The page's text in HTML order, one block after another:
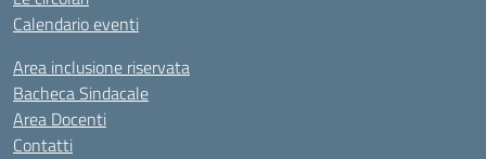
Calendario eventi
Area inclusione riservata
Bacheca Sindacale
Area Docenti
Contatti